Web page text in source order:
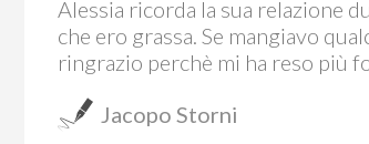
Alessia ricorda la sua relazione
che ero grassa. Se mangiavo
ringrazio perchè mi ha reso più
Jacopo Storni